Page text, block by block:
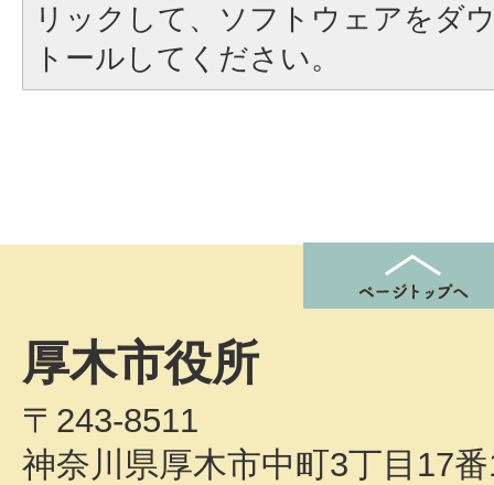
リックして、ソフトウェアをダ
トールしてください。
厚木市役所
〒243-8511
神奈川県厚木市中町3丁目17